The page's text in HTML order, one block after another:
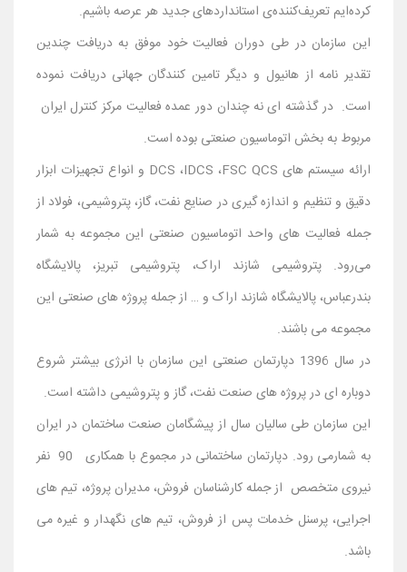
کرده‌ایم تعریف‌کننده‌ی استانداردهای جدید هر عرصه باشیم.
این سازمان در طی دوران فعالیت خود موفق به دریافت چندین
تقدیر نامه از هانیول و دیگر تامین کنندگان جهانی دریافت نموده
است. در گذشته ای نه چندان دور عمده فعالیت مرکز کنترل ایران
مربوط به بخش اتوماسیون صنعتی بوده است.
ارائه سیستم های DCS ،IDCS ،FSC QCS و انواع تجهیزات ابزار
دقیق و تنظیم و اندازه گیری در صنایع نفت، گاز، پتروشیمی، فولاد از
جمله فعالیت های واحد اتوماسیون صنعتی این مجموعه به شمار
می‌رود. پتروشیمی شازند اراک، پتروشیمی تبریز، پالایشگاه
بندرعباس، پالایشگاه شازند اراک و … از جمله پروژه های صنعتی این
مجموعه می باشند.
در سال 1396 دپارتمان صنعتی این سازمان با انرژی بیشتر شروع
دوباره ای در پروژه های صنعت نفت، گاز و پتروشیمی داشته است.
این سازمان طی سالیان سال از پیشگامان صنعت ساختمان در ایران
به شمارمی رود. دپارتمان ساختمانی در مجموع با همکاری 90 نفر
نیروی متخصص از جمله کارشناسان فروش، مدیران پروژه، تیم های
اجرایی، پرسنل خدمات پس از فروش، تیم های نگهدار و غیره می
باشد.